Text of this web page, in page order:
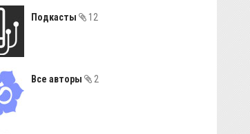
Подкасты 12
Все авторы 2